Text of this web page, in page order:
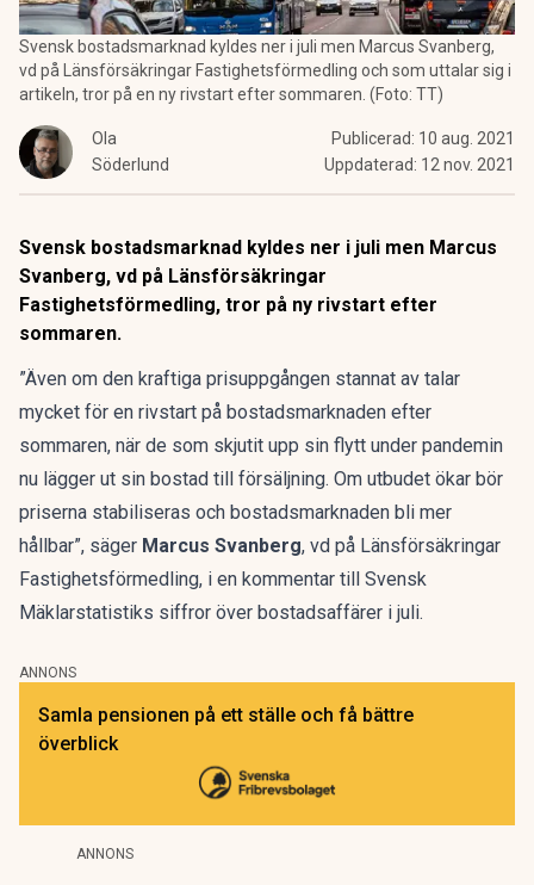
Svensk bostadsmarknad kyldes ner i juli men Marcus Svanberg,
vd på Länsförsäkringar Fastighetsförmedling och som uttalar sig i
artikeln, tror på en ny rivstart efter sommaren. (Foto: TT)
Ola
Söderlund
Publicerad: 10 aug. 2021
Uppdaterad: 12 nov. 2021
Svensk bostadsmarknad kyldes ner i juli men Marcus
Svanberg, vd på Länsförsäkringar
Fastighetsförmedling, tror på ny rivstart efter
sommaren.
”Även om den kraftiga prisuppgången stannat av talar
mycket för en rivstart på bostadsmarknaden efter
sommaren, när de som skjutit upp sin flytt under pandemin
nu lägger ut sin bostad till försäljning. Om utbudet ökar bör
priserna stabiliseras och bostadsmarknaden bli mer
hållbar”, säger Marcus Svanberg, vd på Länsförsäkringar
Fastighetsförmedling, i en kommentar till Svensk
Mäklarstatistiks siffror över bostadsaffärer i juli.
ANNONS
Samla pensionen på ett ställe och få bättre
överblick
ANNONS